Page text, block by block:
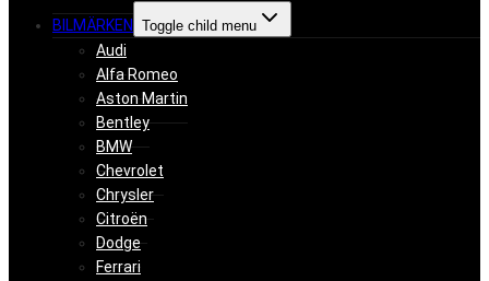
BILMÄRKEN Toggle child menu
Audi
Alfa Romeo
Aston Martin
Bentley
BMW
Chevrolet
Chrysler
Citroën
Dodge
Ferrari